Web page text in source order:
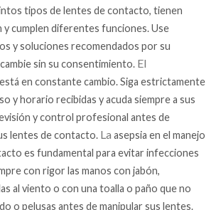
tipos de lentes de contacto, tienen
cumplen diferentes funciones. Use
y soluciones recomendados por su
sin su consentimiento. El
en constante cambio. Siga estrictamente
y horario recibidas y acuda siempre a sus
y control profesional antes de
lentes de contacto. La asepsia en el manejo
es fundamental para evitar infecciones
con rigor las manos con jabón,
al viento o con una toalla o paño que no
o pelusas antes de manipular sus lentes.